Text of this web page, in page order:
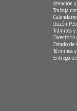
Atención
Trabaja
Buzón
Trámites y
Directorio
Estado de
Términos
Entrega